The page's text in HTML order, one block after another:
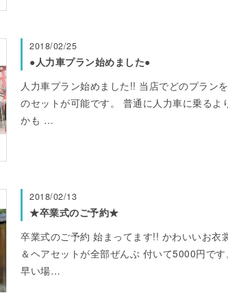
2018/02/25
●人力車プラン始めました●
人力車プラン始めました!! 当店でどのプラン
のセットが可能です。 普通に人力車に乗るよ
かも …
2018/02/13
★卒業式のご予約★
卒業式のご予約 始まってます!! かわいいお衣
＆ヘアセットが全部ぜんぶ 付いて5000円で
早い場…